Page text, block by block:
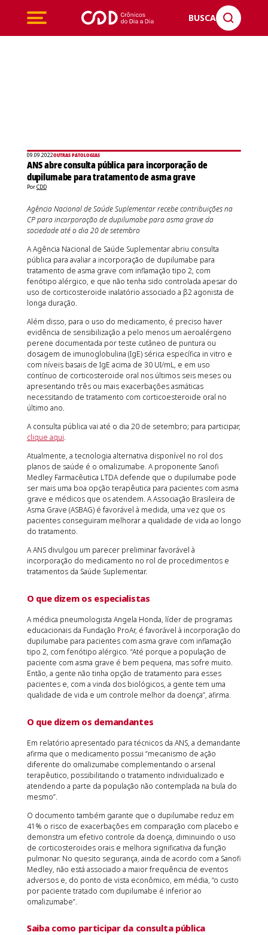
BUSCA
09.09.2022OUTRAS PATOLOGIAS
ANS abre consulta pública para incorporação de
dupilumabe para tratamento de asma grave
PorCDD
Agência Nacional de Saúde Suplementar recebe contribuições na
CP para incorporação de dupilumabe para asma grave da
sociedade até o dia 20 de setembro
A Agência Nacional de Saúde Suplementar abriu consulta
pública para avaliar a incorporação de dupilumabe para
tratamento de asma grave com inflamação tipo 2, com
fenótipo alérgico, e que não tenha sido controlada apesar do
uso de corticosteroide inalatório associado a β2 agonista de
longa duração.
Além disso, para o uso do medicamento, é preciso haver
evidência de sensibilização a pelo menos um aeroalérgeno
perene documentada por teste cutâneo de puntura ou
dosagem de imunoglobulina (IgE) sérica específica in vitro e
com níveis basais de IgE acima de 30 UI/mL, e em uso
contínuo de corticosteroide oral nos últimos seis meses ou
apresentando três ou mais exacerbações asmáticas
necessitando de tratamento com corticoesteroide oral no
último ano.
A consulta pública vai até o dia 20 de setembro; para participar,
clique aqui.
Atualmente, a tecnologia alternativa disponível no rol dos
planos de saúde é o omalizumabe. A proponente Sanofi
Medley Farmacêutica LTDA defende que o dupilumabe pode
ser mais uma boa opção terapêutica para pacientes com asma
grave e médicos que os atendem. A Associação Brasileira de
Asma Grave (ASBAG) é favorável à medida, uma vez que os
pacientes conseguiram melhorar a qualidade de vida ao longo
do tratamento.
A ANS divulgou um parecer preliminar favorável à
incorporação do medicamento no rol de procedimentos e
tratamentos da Saúde Suplementar.
O que dizem os especialistas
A médica pneumologista Angela Honda, líder de programas
educacionais da Fundação ProAr, é favorável à incorporação do
dupilumabe para pacientes com asma grave com inflamação
tipo 2, com fenótipo alérgico. “Até porque a população de
paciente com asma grave é bem pequena, mas sofre muito.
Então, a gente não tinha opção de tratamento para esses
pacientes e, com a vinda dos biológicos, a gente tem uma
qualidade de vida e um controle melhor da doença”, afirma.
O que dizem os demandantes
Em relatório apresentado para técnicos da ANS, a demandante
afirma que o medicamento possui “mecanismo de ação
diferente do omalizumabe complementando o arsenal
terapêutico, possibilitando o tratamento individualizado e
atendendo a parte da população não contemplada na bula do
mesmo”.
O documento também garante que o dupilumabe reduz em
41% o risco de exacerbações em comparação com placebo e
demonstra um efetivo controle da doença, diminuindo o uso
de corticosteroides orais e melhora significativa da função
pulmonar. No quesito segurança, ainda de acordo com a Sanofi
Medley, não está associado a maior frequência de eventos
adversos e, do ponto de vista econômico, em média, “o custo
por paciente tratado com dupilumabe é inferior ao
omalizumabe”.
Saiba como participar da consulta pública